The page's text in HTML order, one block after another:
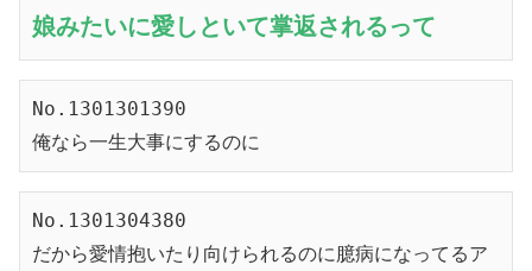
娘みたいに愛しといて掌返されるって
No.1301301390
俺なら一生大事にするのに
No.1301304380
だから愛情抱いたり向けられるのに臆病になってるア